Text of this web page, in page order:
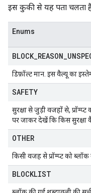
इस कुकी से यह पता चलता है
Enums
BLOCK_ REASON
डिफ़ॉल्ट मान. इस वैल्यू का
SAFETY
सुरक्षा से जुड़ी वजहों से, प्रॉम्प्ट
पर जाकर देखें कि किस सुरक्षा
OTHER
किसी वजह से प्रॉम्प्ट को ब्लॉक
BLOCKLIST